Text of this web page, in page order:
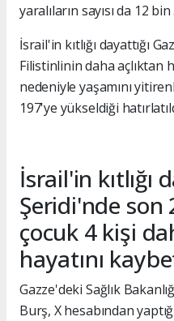
yaralıların sayısı da 12 bin
İsrail'in kıtlığı dayattığı
Filistinlinin daha açlıktan
nedeniyle yaşamını
197'ye yükseldiği
İsrail'in kıtlığı
Şeridi'nde son
çocuk 4 kişi
hayatını
Gazze'deki Sağlık
Burş, X hesabından